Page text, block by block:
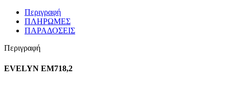
Περιγραφή
ΠΛΗΡΩΜΕΣ
ΠΑΡΑΔΟΣΕΙΣ
Περιγραφή
EVELYN EM718,2